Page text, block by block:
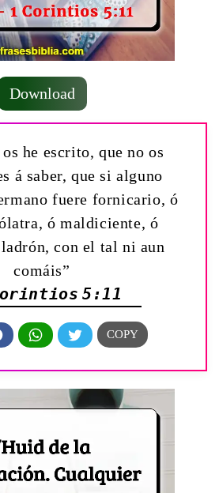
Download
he escrito, que no os
á saber, que si alguno
fuere fornicario, ó
ó maldiciente, ó
con el tal ni aun
comáis”
5:11